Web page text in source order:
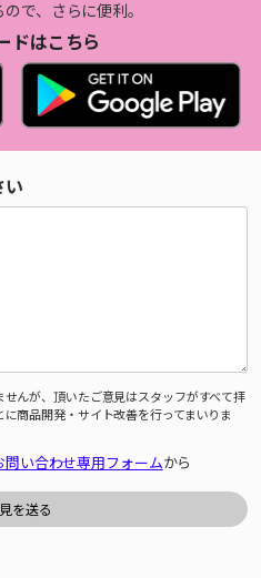
で、さらに便利。
ドはこちら
い
んが、頂いたご意見はスタッフがすべて拝
商品開発・サイト改善を行ってまいりま
問い合わせ専用フォームから